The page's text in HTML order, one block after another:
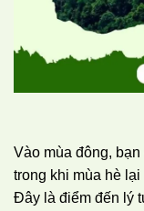
Vào mùa đông,
trong khi mùa hè
Đây là điểm đến lý